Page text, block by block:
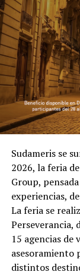
Sudameris se
2026, la feria
Group,
experiencias,
La feria se
Perseverancia,
15 agencias de
asesoramiento
distintos